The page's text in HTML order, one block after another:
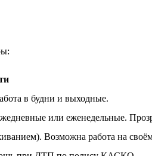
в будни и выходные.
или еженедельные.
Возможна работа на